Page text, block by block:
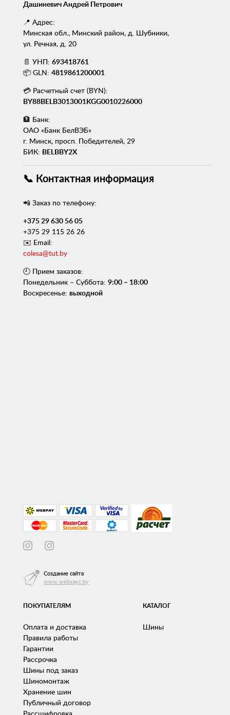
ПОКУПАТЕЛЯМ
Оплата и доставка
Правила работы
Гарантии
Рассрочка
Шины под заказ
Шиномонтаж
Хранение шин
Публичный договор
КАТАЛОГ
Шины
Дашиневич Андрей Петрович
📍 Адрес:
Минская обл., Минский район, д. Шубники,
ул. Речная, д. 20
📄 УНП: 693418761
📦 GLN: 4819861200001
💳 Расчетный счет (BYN):
BY88BELB3013001KGG0010226000
🏦 Банк:
ОАО «Банк БелВЭБ»
г. Минск, просп. Победителей, 29
БИК: BELBBY2X
📞 Контактная информация
📲 Заказ по телефону:
+375 29 630 56 05
+375 29 115 26 26
✉️ Email:
colesa@tut.by
🕘 Прием заказов:
Понедельник – Суббота: 9:00 – 18:00
Воскресенье: выходной
Создание сайта
www.webxayc.by